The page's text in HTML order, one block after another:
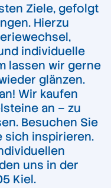
Ziele, gefolgt
Hierzu
individuelle
lassen wir gerne
glänzen.
Wir kaufen
an – zu
Besuchen Sie
sich inspirieren.
uns in der
Kiel.